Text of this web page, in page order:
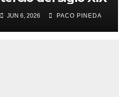
JUN 6, 2026 PACO PINEDA